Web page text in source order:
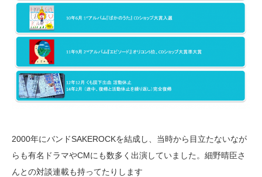
2000年にバンドSAKEROCKを結成し、当時から目立たないなが
らも有名ドラマやCMにも数多く出演していました。細野晴臣さ
んとの対談連載も持ってたりします